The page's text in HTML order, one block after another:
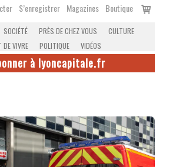
S’enregistrer Magazines Boutique
Voir
SOCIÉTÉ PRÈS DE CHEZ VOUS
CULTURE
DE VIVRE
POLITIQUE VIDÉOS
à lyoncapitale.fr